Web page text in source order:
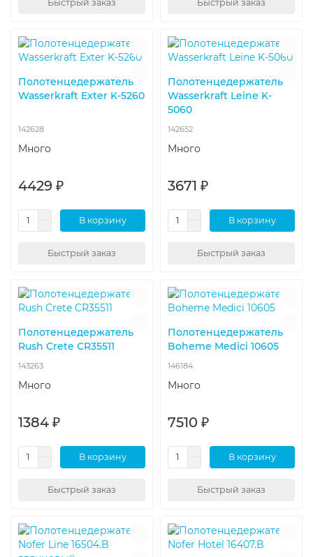
Быстрый заказ Быстрый заказ
Полотенцедержатель
Wasserkraft Exter K-5260
142628
Много
4429 ₽
В корзину
Быстрый заказ
Полотенцедержатель
Wasserkraft Leine K-
5060
142652
Много
3671 ₽
В корзину
Быстрый заказ
Полотенцедержатель
Rush Crete CR35511
143263
Много
1384 ₽
В корзину
Быстрый заказ
Полотенцедержатель
Boheme Medici 10605
146184
Много
7510 ₽
В корзину
Быстрый заказ